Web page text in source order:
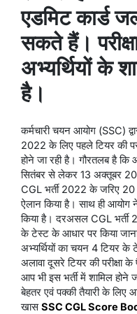
एडमिट कार्ड
सकते हैं।
अभ्यर्थियों के
है।
कर्मचारी चयन आयोग (SSC)
2022 के लिए पहले टियर की
होने जा रही है। गौरतलब है कि
सितंबर से लेकर 13 अक्तूबर
CGL भर्ती 2022 के जरिए 20
ऐलान किया है। साथ ही आयोग
किया है। दरअसल CGL भर्ती
के टेस्ट के आधार पर किया
अभ्यर्थियों का चयन 4 टियर
अलावा दूसरे टियर की परीक्षा
आप भी इस भर्ती में शामिल
बेहतर एवं पक्की तैयारी के लिए
खासSSC CGL Score